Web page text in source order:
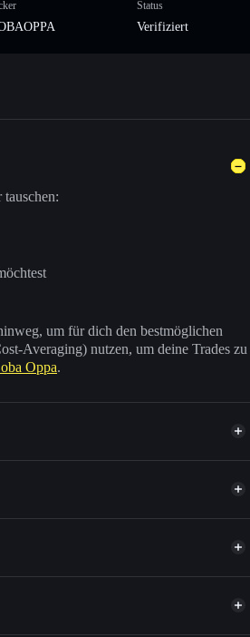
Status
Verifiziert
um für dich den bestmöglichen
Averaging) nutzen, um deine Trades zu
Oppa.
anderer Solana-Tokens mit
in BOBAOPPA einsteigen
Boba Oppa